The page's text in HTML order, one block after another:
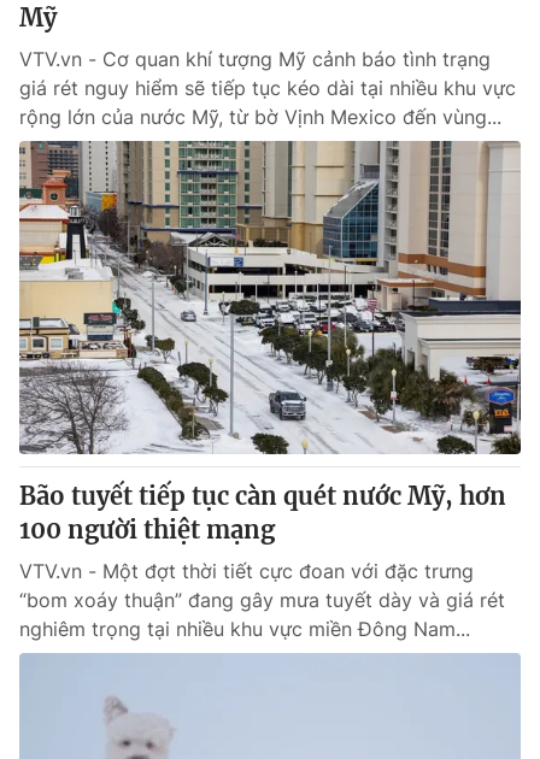
Góc doanh nghiệp
Truyền hình
Phim VTV
Hậu trường
Nhân vật
Khán giả
Giải sao mai
Giải trí
Điện ảnh
Âm nhạc
Sao
Đời sống
Du lịch
Làm đẹp
Chất lượng cuộc sống
Giáo dục
Tuyển sinh
Học trực tuyến
Công nghệ
Hitech Công nghệ tương lai
Sản phẩm
Thị trường
Tư vấn
Giao lưu trực tuyến
Lịch phát sóng
Chuyên mục khác
Emagazine Podcast
Photo Infographic
Mỹ
VTV.vn - Cơ quan khí tượng Mỹ cảnh báo tình trạng
giá rét nguy hiểm sẽ tiếp tục kéo dài tại nhiều khu vực
rộng lớn của nước Mỹ, từ bờ Vịnh Mexico đến vùng...
Bão tuyết tiếp tục càn quét nước Mỹ, hơn
100 người thiệt mạng
VTV.vn - Một đợt thời tiết cực đoan với đặc trưng
“bom xoáy thuận” đang gây mưa tuyết dày và giá rét
nghiêm trọng tại nhiều khu vực miền Đông Nam...